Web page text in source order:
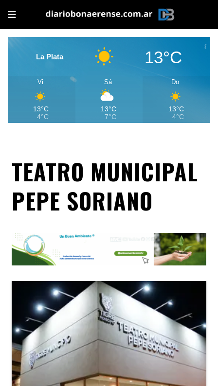
La Plata 13°C
Vi
13°C
4°C
Sá
13°C
7°C
Do
13°C
4°C
TEATRO MUNICIPAL
PEPE SORIANO